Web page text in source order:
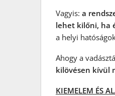
Vagyis: a
lehet kilőni, ha
a helyi
Ahogy a
kilövésen kívül
KIEMELEM ÉS